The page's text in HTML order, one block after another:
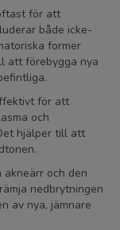
för att
både icke-
former
att förebygga nya
för att
och
hjälper till att
och den
nedbrytningen
av nya, jämnare